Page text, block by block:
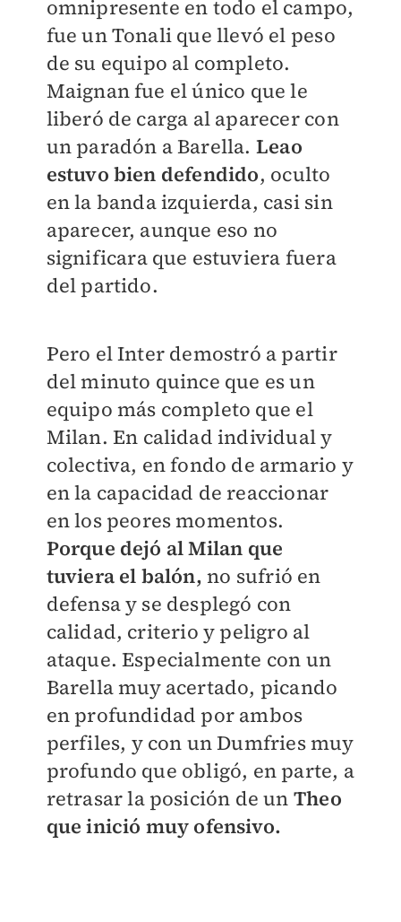
omnipresente en todo el campo,
fue un Tonali que llevó el peso
de su equipo al completo.
Maignan fue el único que le
liberó de carga al aparecer con
un paradón a Barella. Leao
estuvo bien defendido, oculto
en la banda izquierda, casi sin
aparecer, aunque eso no
significara que estuviera fuera
del partido.
Pero el Inter demostró a partir
del minuto quince que es un
equipo más completo que el
Milan. En calidad individual y
colectiva, en fondo de armario y
en la capacidad de reaccionar
en los peores momentos.
Porque dejó al Milan que
tuviera el balón, no sufrió en
defensa y se desplegó con
calidad, criterio y peligro al
ataque. Especialmente con un
Barella muy acertado, picando
en profundidad por ambos
perfiles, y con un Dumfries muy
profundo que obligó, en parte, a
retrasar la posición de un Theo
que inició muy ofensivo.